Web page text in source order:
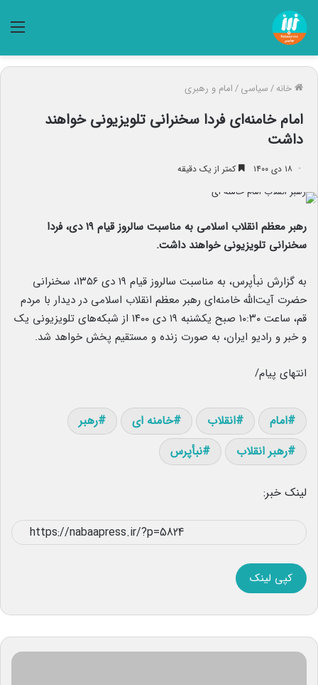
خانه/سیاسی/امام و رهبری
امام خامنه‌ای فردا سخنرانی تلویزیونی خواهند
داشت
۱۸ دی ۱۴۰۰ کمتر از یک دقیقه
رهبر معظم انقلاب اسلامی به مناسبت سالروز قیام ۱۹ دی، فردا
سخنرانی تلویزیونی خواهند داشت.
به گزارش نبأپرس، به مناسبت سالروز قیام ۱۹ دی ۱۳۵۶، سخنرانی
حضرت آیت‌الله خامنه‌ای رهبر معظم انقلاب اسلامی در دیدار با مردم
قم، ساعت ۱۰:۳۰ صبح یکشنبه ۱۹ دی ۱۴۰۰ از شبکه‌های تلویزیونی یک
و خبر و رادیو ایران، به صورت زنده و مستقیم پخش خواهد شد.
انتهای پیام/
امام انقلاب خامنه ای
رهبر
رهبر انقلاب
نبأپرس
لینک خبر:
کپی لینک